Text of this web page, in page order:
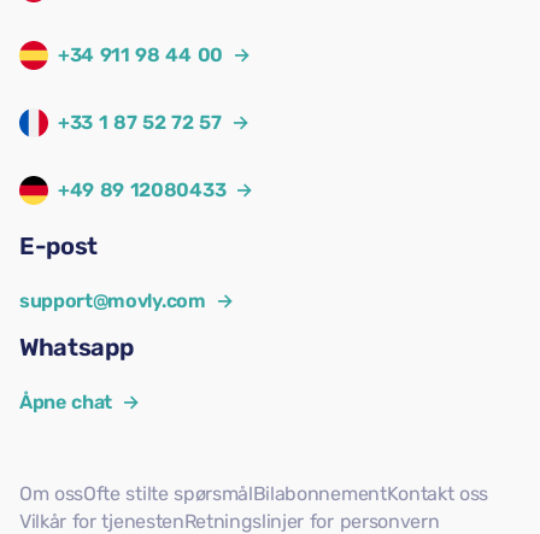
+34 911 98 44 00 →
+33 1 87 52 72 57 →
+49 89 12080433 →
E-post
support@movly.com →
Whatsapp
Åpne chat →
Om ossOfte stilte spørsmålBilabonnementKontakt oss
Vilkår for tjenestenRetningslinjer for personvern